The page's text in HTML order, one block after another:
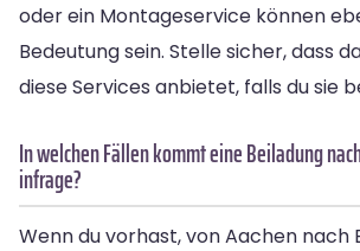
oder ein Montageservice können
Bedeutung sein. Stelle sicher, dass
diese Services anbietet, falls du sie
In welchen Fällen kommt eine Beiladung
infrage?
Wenn du vorhast, von Aachen nach